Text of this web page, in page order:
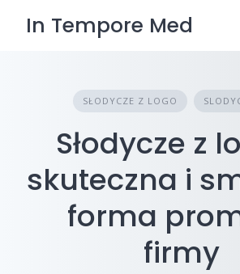
In Tempore Med
SŁODYCZE Z LOGO
Słodycze z
skuteczna i
forma
firmy